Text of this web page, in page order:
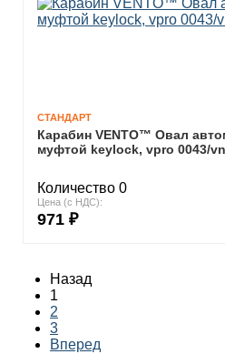
СТАНДАРТ
Карабин VENTO™ Овал
муфтой keylock, vpro 0043/
Количество 0
Цена (с НДС):
971 ₽
Назад
1
2
3
Вперед